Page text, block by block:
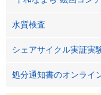
水質検査
シェアサイクル実証実
処分通知書のオンライ